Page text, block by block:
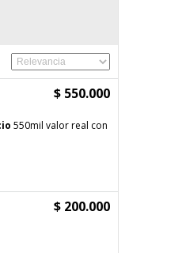
$ 550.000
550mil valor real con
$ 200.000